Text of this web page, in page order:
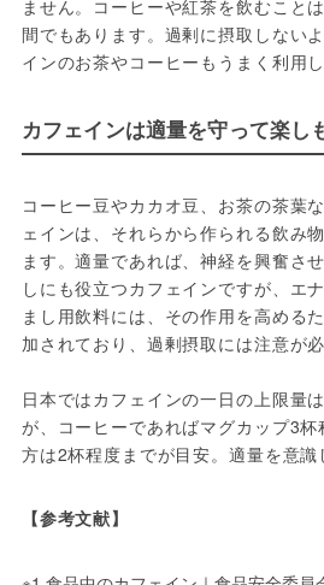
ません。コーヒーや紅茶を飲むこと
間でもあります。過剰に摂取しない
インのお茶やコーヒーもうまく利用
カフェインは適量を守って楽し
コーヒー豆やカカオ豆、お茶の茶葉
ェインは、それらから作られる飲み
ます。適量であれば、神経を興奮さ
しにも役立つカフェインですが、エ
まし用飲料には、その作用を高める
加されており、過剰摂取には注意が必
日本ではカフェインの一日の上限量
が、コーヒーであればマグカップ3
方は2杯程度までが目安。適量を意識
【参考文献】